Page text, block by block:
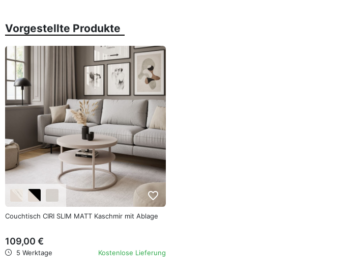
Vorgestellte Produkte
favorite_border
Couchtisch CIRI SLIM MATT Kaschmir mit Ablage
109,00 €
5 Werktage Kostenlose Lieferung